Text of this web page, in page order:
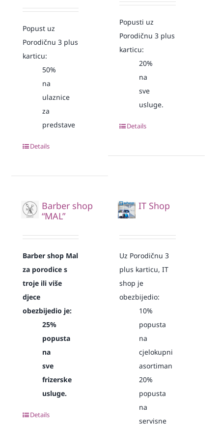
Popust uz
Porodičnu 3 plus
karticu:
50%
na
ulaznice
za
predstave
Details
Popusti uz
Porodičnu 3 plus
karticu:
20%
na
sve
usluge.
Details
Barber shop
“MAL”
Barber shop Mal
za porodice s
troje ili više
djece
obezbijedio je:
25%
popusta
na
sve
frizerske
usluge.
Details
IT Shop
Uz Porodičnu 3
plus karticu, IT
shop je
obezbijedio:
10%
popusta
na
cjelokupni
asortiman
20%
popusta
na
servisne